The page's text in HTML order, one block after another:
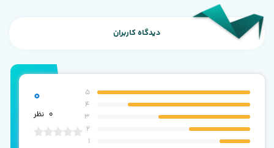
دیدگاه کاربران
5
4
3
2
1
0
0 نظر